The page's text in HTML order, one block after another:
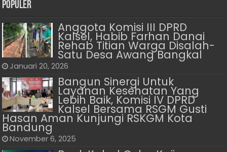
Populer
Anggota Komisi III DPRD
Kalsel, Habib Farhan Danai
Rehab Titian Warga Disalah-
Satu Desa Awang Bangkal
Januari 20, 2026
Bangun Sinergi Untuk
Layanan Kesehatan Yang
Lebih Baik, Komisi IV DPRD
Kalsel Bersama RSGM Gusti
Hasan Aman Kunjungi RSKGM Kota
Bandung
November 6, 2025